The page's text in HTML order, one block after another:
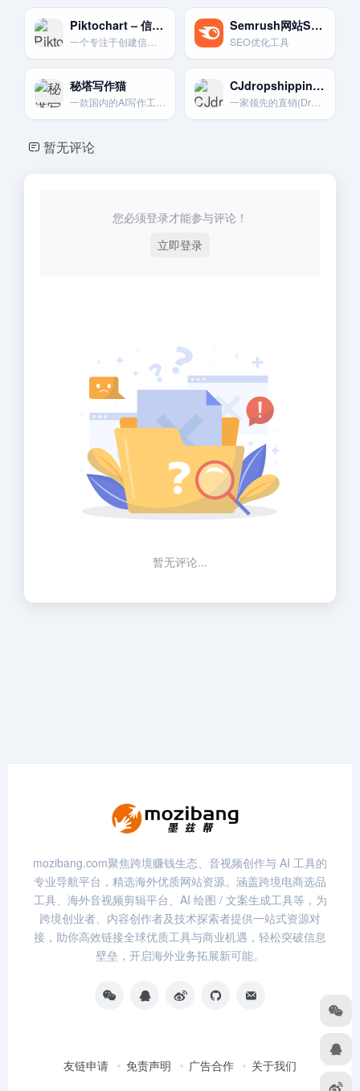
Piktochart – 信息图表与视频制作
一个专注于创建信息图表、报告和演示文稿的在线工具。其视频编辑器也适合制作信息类的TikTok短视频。
Semrush网站SEO优化工具
SEO优化工具
秘塔写作猫
一款国内的AI写作工具，集写作、润色、纠错和多语言翻译于一体，功能全面。
CJdropshipping-一站式代发货平台
一家领先的直销(Dropshipping)供应商和解决方案平台。提供选品。采购。仓储和一件代发服务。
暂无评论
您必须登录才能参与评论！
立即登录
暂无评论...
mozibang.com聚焦跨境赚钱生态、音视频创作与 AI 工具的
专业导航平台，精选海外优质网站资源。涵盖跨境电商选品
工具、海外音视频剪辑平台、AI 绘图 / 文案生成工具等，为
跨境创业者、内容创作者及技术探索者提供一站式资源对
接，助你高效链接全球优质工具与商业机遇，轻松突破信息
壁垒，开启海外业务拓展新可能。
友链申请 免责声明 广告合作 关于我们